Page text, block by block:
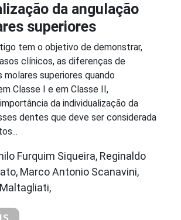
da angulação
superiores
tem o objetivo de demonstrar,
clínicos, as diferenças de
molares superiores quando
Classe I e em Classe II,
da individualização da
dentes que deve ser considerada
Furquim Siqueira, Reginaldo
Marco Antonio Scanavini,